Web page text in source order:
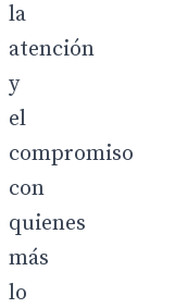
la
atención
y
el
compromiso
con
quienes
más
lo